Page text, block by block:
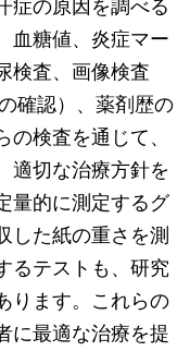
症の原因を調べる
血糖値、炎症マー
検査、画像検査
確認）、薬剤歴の
検査を通じて、
適切な治療方針を
量的に測定するグ
した紙の重さを測
るテストも、研究
ります。これらの
に最適な治療を提